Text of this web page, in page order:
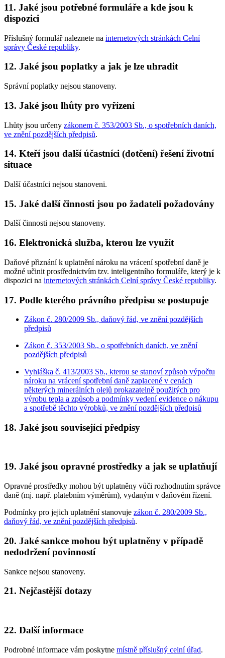
11. Jaké jsou potřebné formuláře a kde jsou k
dispozici
Příslušný formulář naleznete na internetových stránkách Celní
správy České republiky.
12. Jaké jsou poplatky a jak je lze uhradit
Správní poplatky nejsou stanoveny.
13. Jaké jsou lhůty pro vyřízení
Lhůty jsou určeny zákonem č. 353/2003 Sb., o spotřebních daních,
ve znění pozdějších předpisů.
14. Kteří jsou další účastníci (dotčení) řešení životní
situace
Další účastníci nejsou stanoveni.
15. Jaké další činnosti jsou po žadateli požadovány
Další činnosti nejsou stanoveny.
16. Elektronická služba, kterou lze využít
Daňové přiznání k uplatnění nároku na vrácení spotřební daně je
možné učinit prostřednictvím tzv. inteligentního formuláře, který je k
dispozici na internetových stránkách Celní správy České republiky.
17. Podle kterého právního předpisu se postupuje
Zákon č. 280/2009 Sb., daňový řád, ve znění pozdějších
předpisů
Zákon č. 353/2003 Sb., o spotřebních daních, ve znění
pozdějších předpisů
Vyhláška č. 413/2003 Sb., kterou se stanoví způsob výpočtu
nároku na vrácení spotřební daně zaplacené v cenách
některých minerálních olejů prokazatelně použitých pro
výrobu tepla a způsob a podmínky vedení evidence o nákupu
a spotřebě těchto výrobků, ve znění pozdějších předpisů
18. Jaké jsou související předpisy
19. Jaké jsou opravné prostředky a jak se uplatňují
Opravné prostředky mohou být uplatněny vůči rozhodnutím správce
daně (mj. např. platebním výměrům), vydaným v daňovém řízení.
Podmínky pro jejich uplatnění stanovuje zákon č. 280/2009 Sb.,
daňový řád, ve znění pozdějších předpisů.
20. Jaké sankce mohou být uplatněny v případě
nedodržení povinností
Sankce nejsou stanoveny.
21. Nejčastější dotazy
22. Další informace
Podrobné informace vám poskytne místně příslušný celní úřad.